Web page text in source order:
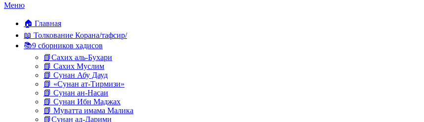
Перейти
содержимому
Меню
🏠 Главная
📖 Толкование Корана/тафсир/
📚9 сборников хадисов
📗Сахих аль-Бухари
📗 Сахих Муслим
📗 Сунан Абу Дауд
📗 «Сунан ат-Тирмизи»
📗 Сунан ан-Насаи
📗 Сунан Ибн Маджах
📗 Муватта имама Малика
📗Сунан ад-Дарими